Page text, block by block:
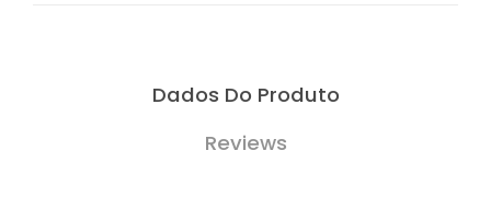
Dados Do Produto
Reviews